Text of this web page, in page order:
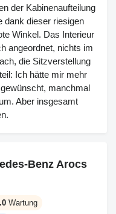
der Kabinenaufteilung
dank dieser riesigen
Winkel. Das Interieur
angeordnet, nichts im
die Sitzverstellung
Ich hätte mir mehr
manchmal
Aber insgesamt
Benz Arocs
Wartung